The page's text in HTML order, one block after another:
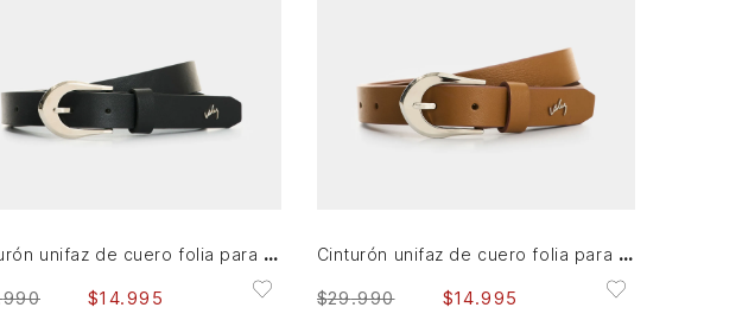
Cinturón unifaz de cuero folia para mujer Dunas
990 $14.995
Cinturón unifaz de cuero folia para mujer Dunas
$29.990 $14.995